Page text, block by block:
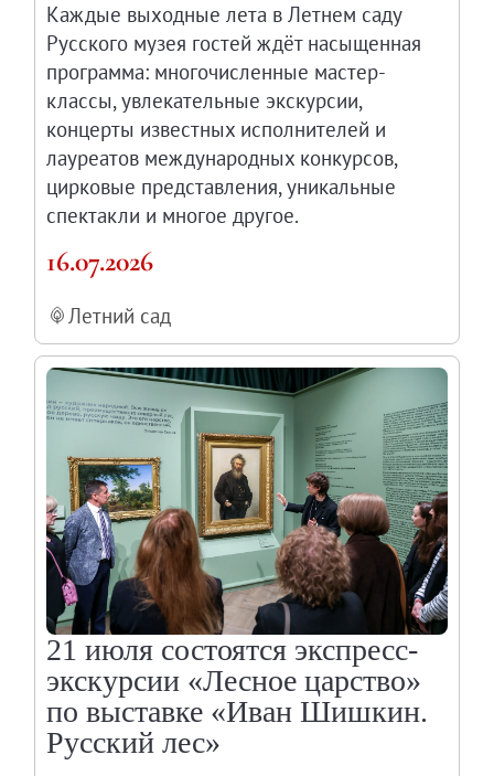
Каждые выходные лета в Летнем саду
Русского музея гостей ждёт насыщенная
программа: многочисленные мастер-
классы, увлекательные экскурсии,
концерты известных исполнителей и
лауреатов международных конкурсов,
цирковые представления, уникальные
спектакли и многое другое.
16.07.2026
Летний сад
21 июля состоятся экспресс-
экскурсии «Лесное царство»
по выставке «Иван Шишкин.
Русский лес»